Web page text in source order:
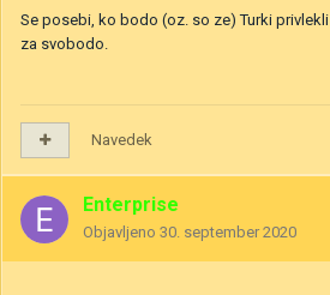
Se posebi, ko bodo (oz. so ze) Turki privlekli
za svobodo.
Navedek
Enterprise
Objavljeno 30. september 2020